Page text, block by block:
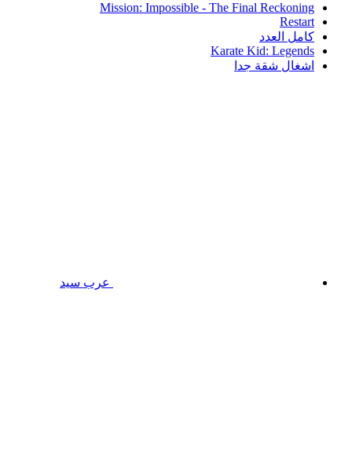
Mission: Impossible - The Final Reckoning
Restart
كامل العدد
Karate Kid: Legends
اشغال شقة جدا
عرب سيد